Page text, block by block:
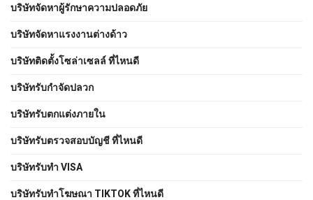
บริษัทจัดหาผู้รักษาความปลอดภัย
บริษัทจัดหาแรงงานต่างด้าว
บริษัทติดตั้งโซล่าเซลล์ ที่ไหนดี
บริษัทรับกำจัดปลวก
บริษัทรับตกแต่งภายใน
บริษัทรับตรวจสอบบัญชี ที่ไหนดี
บริษัทรับทำ VISA
บริษัทรับทำโฆษณา TIKTOK ที่ไหนดี